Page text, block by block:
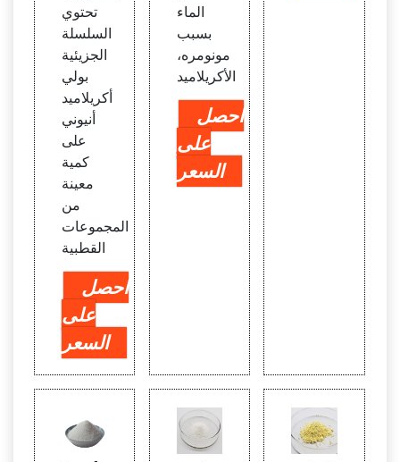
تحتوي
السلسلة
الجزيئية
بولي
أكريلاميد
أنيوني
على
كمية
معينة
من
المجموعات
القطبية
احصل
على
السعر
الماء
بسبب
مونومره،
الأكريلاميد
احصل
على
السعر